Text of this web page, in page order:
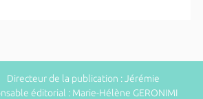
de la publication : Jérémie
éditorial : Marie-Hélène GERONIMI